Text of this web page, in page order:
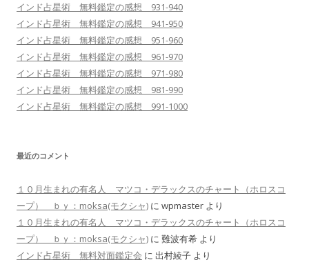
インド占星術 無料鑑定の感想 931-940
インド占星術 無料鑑定の感想 941-950
インド占星術 無料鑑定の感想 951-960
インド占星術 無料鑑定の感想 961-970
インド占星術 無料鑑定の感想 971-980
インド占星術 無料鑑定の感想 981-990
インド占星術 無料鑑定の感想 991-1000
最近のコメント
１０月生まれの有名人 マツコ・デラックスのチャート（ホロスコ
ープ） ｂｙ：moksa(モクシャ) に wpmaster より
１０月生まれの有名人 マツコ・デラックスのチャート（ホロスコ
ープ） ｂｙ：moksa(モクシャ) に 難波有希 より
インド占星術 無料対面鑑定会 に 出村綾子 より